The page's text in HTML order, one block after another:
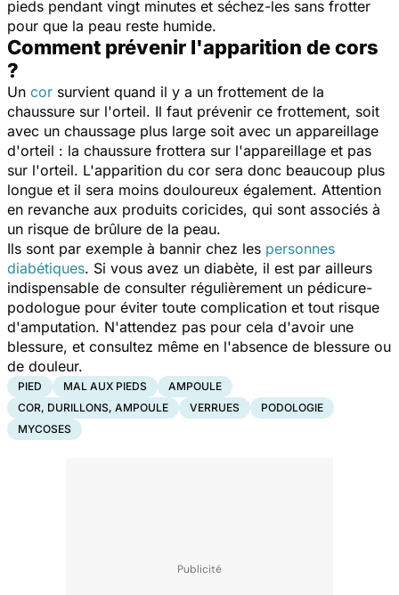
pieds pendant vingt minutes et séchez-les sans frotter
pour que la peau reste humide.
Comment prévenir l'apparition de cors
?
Un cor survient quand il y a un frottement de la
chaussure sur l'orteil. Il faut prévenir ce frottement, soit
avec un chaussage plus large soit avec un appareillage
d'orteil : la chaussure frottera sur l'appareillage et pas
sur l'orteil. L'apparition du cor sera donc beaucoup plus
longue et il sera moins douloureux également. Attention
en revanche aux produits coricides, qui sont associés à
un risque de brûlure de la peau.
Ils sont par exemple à bannir chez les personnes
diabétiques. Si vous avez un diabète, il est par ailleurs
indispensable de consulter régulièrement un pédicure-
podologue pour éviter toute complication et tout risque
d'amputation. N'attendez pas pour cela d'avoir une
blessure, et consultez même en l'absence de blessure ou
de douleur.
PIED MAL AUX PIEDS
AMPOULE
COR, DURILLONS, AMPOULE
VERRUES
PODOLOGIE
MYCOSES